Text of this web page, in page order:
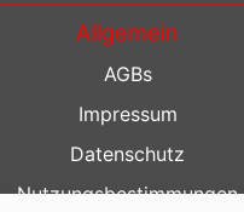
Allgemein
AGBs
Impressum
Datenschutz
Nutzungsbestimmungen